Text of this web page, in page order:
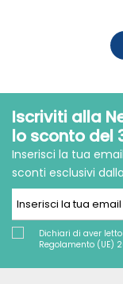
Iscriviti alla
lo sconto del
Inserisci la tua
sconti esclusivi
Dichiari di aver
Regolamento (UE)